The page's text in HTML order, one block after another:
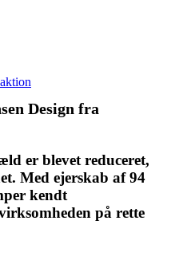
Design fra
er blevet reduceret,
Med ejerskab af 94
kendt
på rette